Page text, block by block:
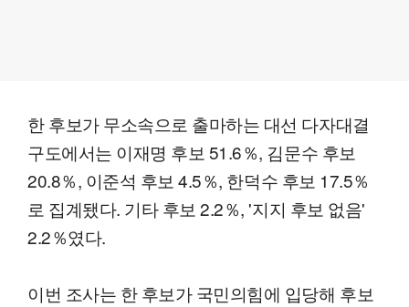
한 후보가 무소속으로 출마하는 대선 다자대결
구도에서는 이재명 후보 51.6％, 김문수 후보
20.8％, 이준석 후보 4.5％, 한덕수 후보 17.5％
로 집계됐다. 기타 후보 2.2％, '지지 후보 없음'
2.2％였다.
이번 조사는 한 후보가 국민의힘에 입당해 후보